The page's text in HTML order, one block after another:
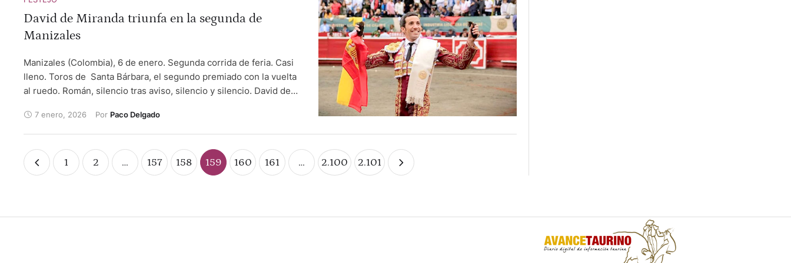
David de Miranda triunfa en la segunda de
Manizales
Manizales (Colombia), 6 de enero. Segunda corrida de feria. Casi
lleno. Toros de Santa Bárbara, el segundo premiado con la vuelta
al ruedo. Román, silencio tras aviso, silencio y silencio. David de
por su primero, sufriendo fractura de tibia y peroné.
7 enero, 2026 Por Paco Delgado
1 2 … 157 158 159 160 161 … 2.100 2.101